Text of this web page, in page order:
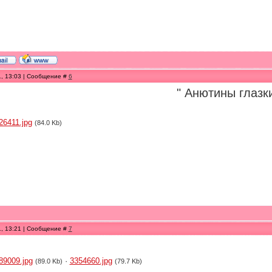
13:03 | Сообщение # 6
" Анютины
(84.0 Kb)
13:21 | Сообщение # 7
(89.0 Kb) · 3354660.jpg (79.7 Kb)